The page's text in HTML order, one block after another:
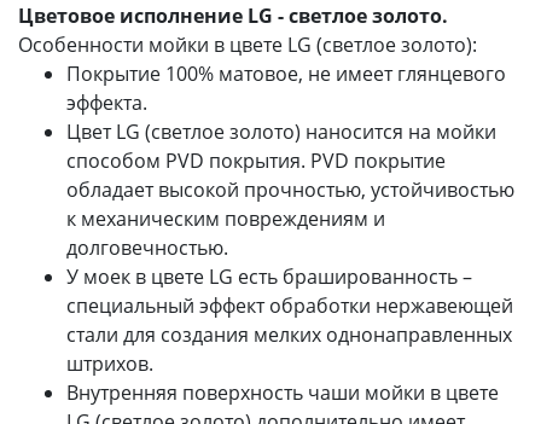
Цветовое исполнение LG - светлое золото.
Особенности мойки в цвете LG (светлое золото):
Покрытие 100% матовое, не имеет глянцевого
эффекта.
Цвет LG (светлое золото) наносится на мойки
способом PVD покрытия. PVD покрытие
обладает высокой прочностью, устойчивостью
к механическим повреждениям и
долговечностью.
У моек в цвете LG есть брашированность –
специальный эффект обработки нержавеющей
стали для создания мелких однонаправленных
штрихов.
Внутренняя поверхность чаши мойки в цвете